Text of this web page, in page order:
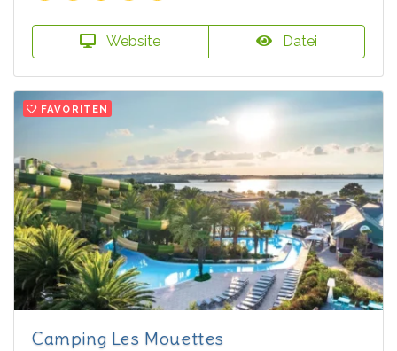
Website Datei
FAVORITEN
Camping Les Mouettes